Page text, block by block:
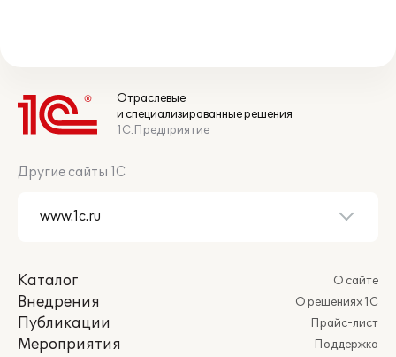
Отраслевые
и специализированные решения
1С:Предприятие
Другие сайты 1С
Каталог
Внедрения
Публикации
Мероприятия
О сайте
О решениях 1С
Прайс-лист
Поддержка